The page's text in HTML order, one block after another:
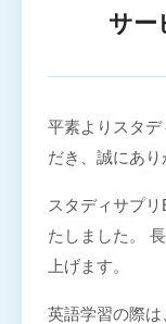
サー
平素よりスタ
だき、誠にあり
スタディサプ
たしました。
上げます。
英語学習の際は